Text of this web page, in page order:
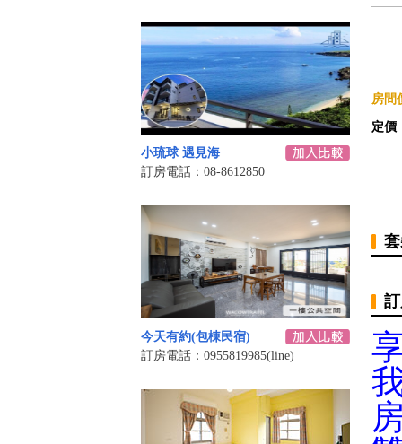
小琉球 遇見海
訂房電話：08-8612850
今天有約(包棟民宿)
訂房電話：0955819985(line)
房間
定價